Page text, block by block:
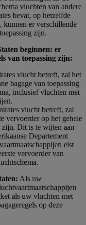
vluchten van andere
bevat, op hetzelfde
kunnen er verschillende
zijn.
beginnen: er
van toepassing zijn:
vlucht betreft, zal het
bagage van toepassing
inclusief vluchten met
vlucht betreft, zal
vervoerder op het gehele
zijn. Dit is te wijten aan
Departement
eist
vervoerder van
Als uw
als uw vluchten met
op deze